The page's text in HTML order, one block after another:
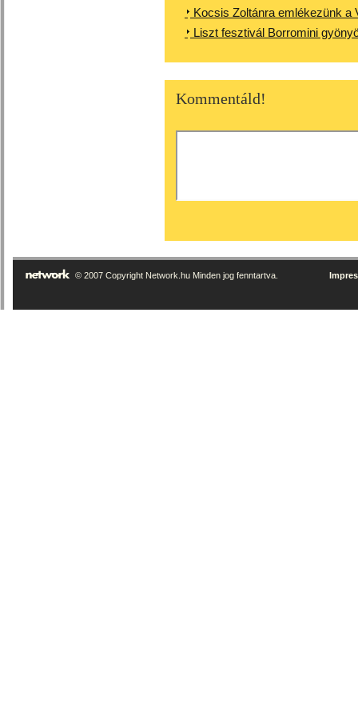
Kocsis Zoltánra emlékezünk a
Liszt fesztivál Borromini
Kommentáld!
© 2007 Copyright Network.hu Minden jog fenntartva.